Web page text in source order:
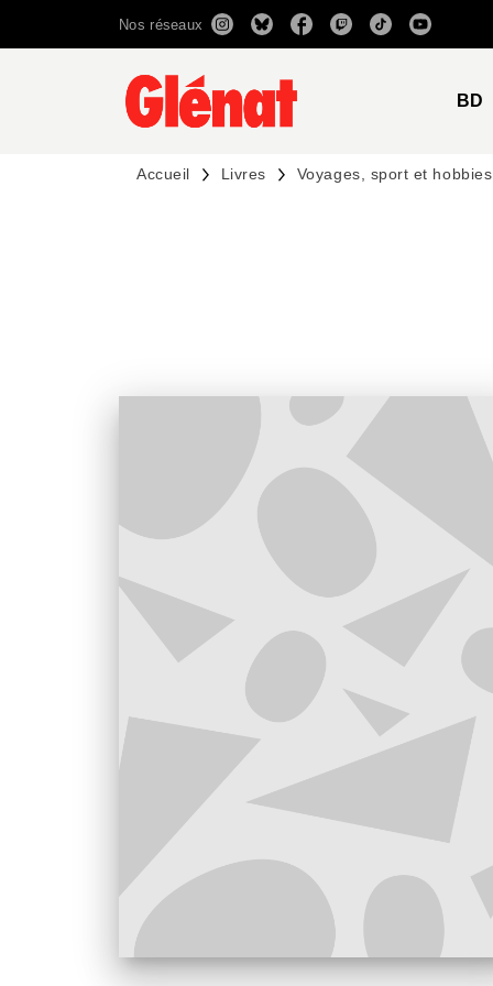
RECHERCHE CONTENU
Nos réseaux
BD
Accueil Livres Voyages, sport et hobbies